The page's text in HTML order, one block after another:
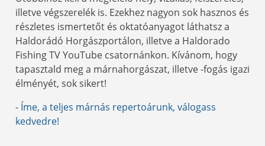
illetve végszerelék is. Ezekhez nagyon sok hasznos és
részletes ismertetőt és oktatóanyagot láthatsz a
Haldorádó Horgászportálon, illetve a Haldorado
Fishing TV YouTube csatornánkon. Kívánom, hogy
tapasztald meg a márnahorgászat, illetve -fogás igazi
élményét, sok sikert!
- Íme, a teljes márnás repertoárunk, válogass
kedvedre!